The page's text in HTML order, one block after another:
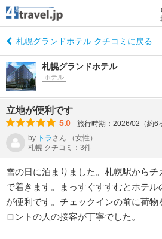
札幌グランドホテル クチコミに戻る
札幌グランドホテル
ホテル
立地が便利です
5.0
旅行時期：2026/02（約6
by トラ さん
（女性）
札幌 クチコミ：3件
雪の日に泊まりました。札幌駅からチ
で着きます。まっすぐすすむとホテ
が便利です。チェックインの前に荷物
ロントの人の接客が丁寧でした。